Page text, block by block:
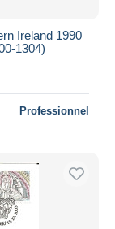
Ireland 1990
1304)
Professionnel